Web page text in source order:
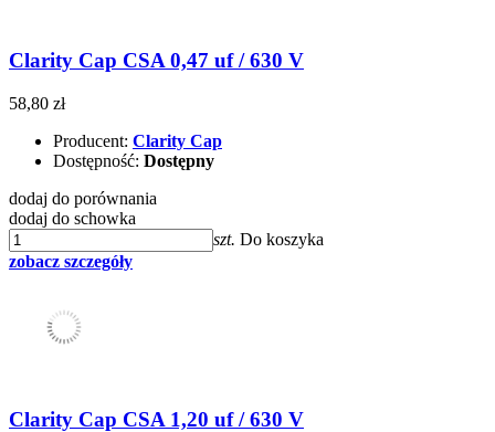
Clarity Cap CSA 0,47 uf / 630 V
58,80 zł
Producent: Clarity Cap
Dostępność: Dostępny
dodaj do porównania
dodaj do schowka
szt. Do koszyka
zobacz szczegóły
Clarity Cap CSA 1,20 uf / 630 V